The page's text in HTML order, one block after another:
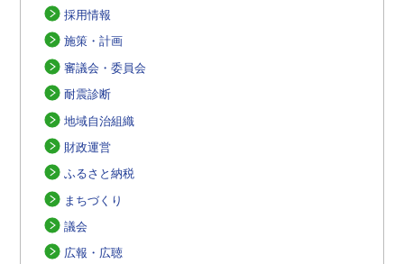
採用情報
施策・計画
審議会・委員会
耐震診断
地域自治組織
財政運営
ふるさと納税
まちづくり
議会
広報・広聴